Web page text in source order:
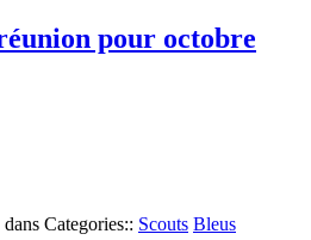
pour octobre
dans Categories:: Scouts Bleus